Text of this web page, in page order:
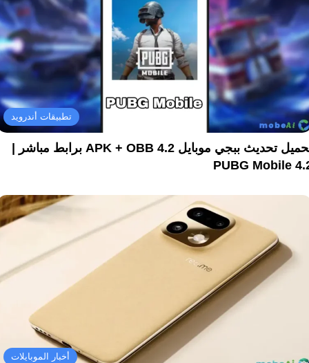
تطبيقات أندرويد
تحميل تحديث ببجي موبايل 4.2 APK + OBB برابط مباشر |
PUBG Mobile
أخبار الموبايلات